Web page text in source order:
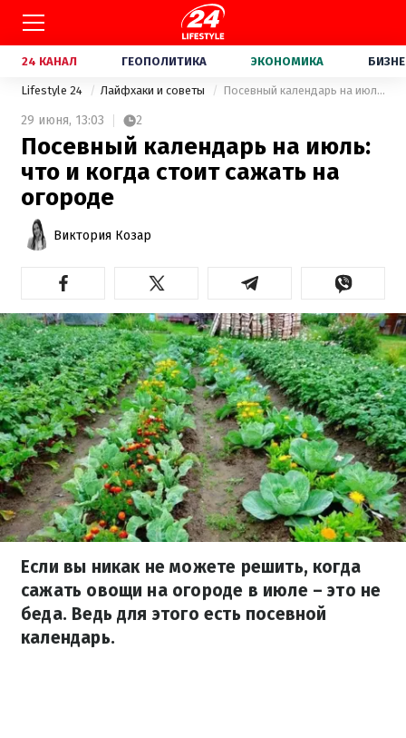
24 КАНАЛ ГЕОПОЛИТИКА ЭКОНОМИКА
Lifestyle 24 Лайфхаки и советы Посевный календарь на июль: что и когда стоит сажать на огороде
29 июня, 13:03 2
Посевный календарь на июль:
что и когда стоит сажать на
огороде
Виктория Козар
Если вы никак не можете решить, когда
сажать овощи на огороде в июле – это не
беда. Ведь для этого есть посевной
календарь.